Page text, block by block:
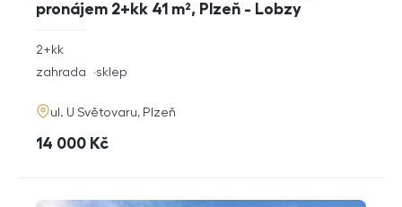
pronájem 2+kk 41 m², Plzeň - Lobzy
rozměry
2+kk
funkce
zahrada sklep
adresa
ul. U Světovaru, Plzeň
cena
14 000 Kč